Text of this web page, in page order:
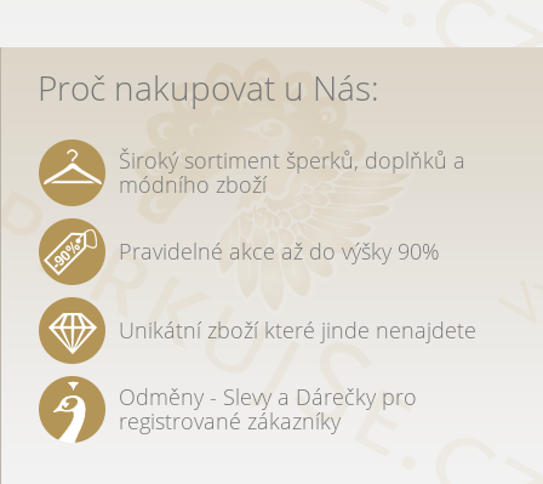
Proč nakupovat u Nás:
Široký sortiment šperků, doplňků a
módního zboží
Pravidelné akce až do výšky 90%
Unikátní zboží které jinde nenajdete
Odměny - Slevy a Dárečky pro
registrované zákazníky